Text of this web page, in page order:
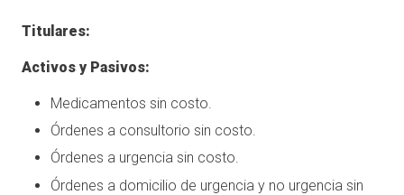
Titulares:
Activos y Pasivos:
Medicamentos sin costo.
Órdenes a consultorio sin costo.
Órdenes a urgencia sin costo.
Órdenes a domicilio de urgencia y no urgencia sin